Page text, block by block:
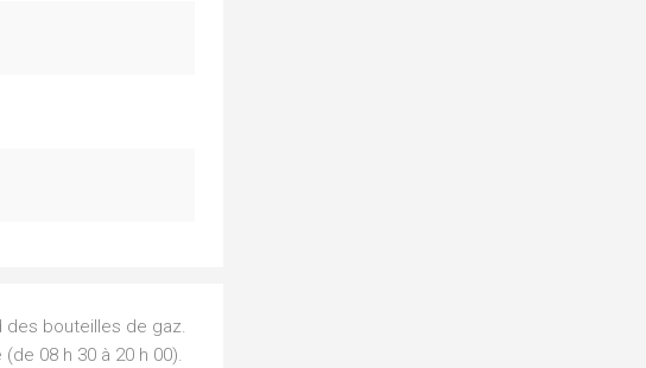
des bouteilles de gaz.
08 h 30 à 20 h 00).